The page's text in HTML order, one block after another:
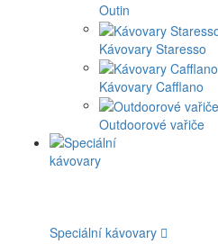
Outin
Kávovary Staresso
Kávovary Cafflano
Outdoorové vařiče
Speciální kávovary